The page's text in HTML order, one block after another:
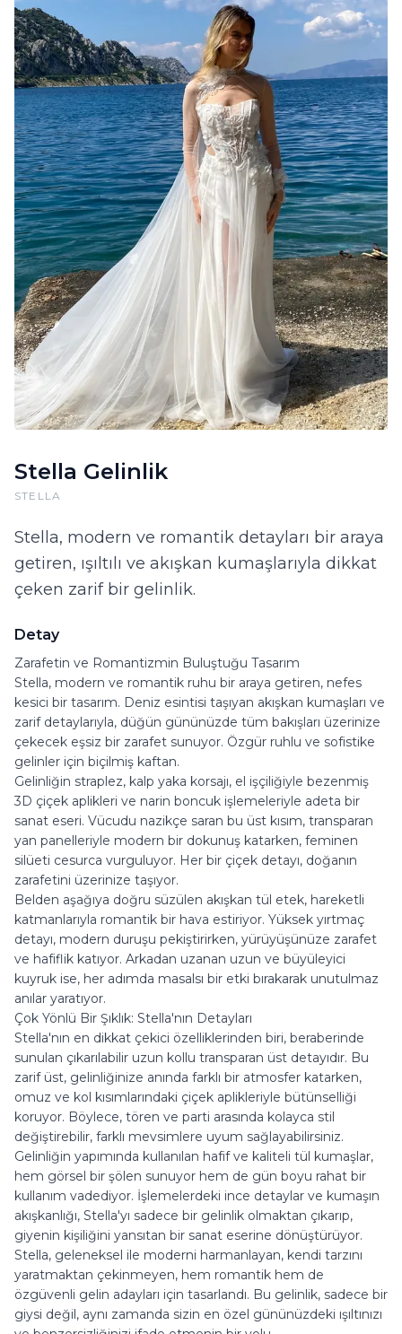
Stella Gelinlik
STELLA
Stella, modern ve romantik detayları bir araya
getiren, ışıltılı ve akışkan kumaşlarıyla dikkat
çeken zarif bir gelinlik.
Detay
Zarafetin ve Romantizmin Buluştuğu Tasarım
Stella, modern ve romantik ruhu bir araya getiren, nefes
kesici bir tasarım. Deniz esintisi taşıyan akışkan kumaşları ve
zarif detaylarıyla, düğün gününüzde tüm bakışları üzerinize
çekecek eşsiz bir zarafet sunuyor. Özgür ruhlu ve sofistike
gelinler için biçilmiş kaftan.
Gelinliğin straplez, kalp yaka korsajı, el işçiliğiyle bezenmiş
3D çiçek aplikleri ve narin boncuk işlemeleriyle adeta bir
sanat eseri. Vücudu nazikçe saran bu üst kısım, transparan
yan panelleriyle modern bir dokunuş katarken, feminen
silüeti cesurca vurguluyor. Her bir çiçek detayı, doğanın
zarafetini üzerinize taşıyor.
Belden aşağıya doğru süzülen akışkan tül etek, hareketli
katmanlarıyla romantik bir hava estiriyor. Yüksek yırtmaç
detayı, modern duruşu pekiştirirken, yürüyüşünüze zarafet
ve hafiflik katıyor. Arkadan uzanan uzun ve büyüleyici
kuyruk ise, her adımda masalsı bir etki bırakarak unutulmaz
anılar yaratıyor.
Çok Yönlü Bir Şıklık: Stella'nın Detayları
Stella'nın en dikkat çekici özelliklerinden biri, beraberinde
sunulan çıkarılabilir uzun kollu transparan üst detayıdır. Bu
zarif üst, gelinliğinize anında farklı bir atmosfer katarken,
omuz ve kol kısımlarındaki çiçek aplikleriyle bütünselliği
koruyor. Böylece, tören ve parti arasında kolayca stil
değiştirebilir, farklı mevsimlere uyum sağlayabilirsiniz.
Gelinliğin yapımında kullanılan hafif ve kaliteli tül kumaşlar,
hem görsel bir şölen sunuyor hem de gün boyu rahat bir
kullanım vadediyor. İşlemelerdeki ince detaylar ve kumaşın
akışkanlığı, Stella'yı sadece bir gelinlik olmaktan çıkarıp,
giyenin kişiliğini yansıtan bir sanat eserine dönüştürüyor.
Stella, geleneksel ile moderni harmanlayan, kendi tarzını
yaratmaktan çekinmeyen, hem romantik hem de
özgüvenli gelin adayları için tasarlandı. Bu gelinlik, sadece bir
giysi değil, aynı zamanda sizin en özel gününüzdeki ışıltınızı